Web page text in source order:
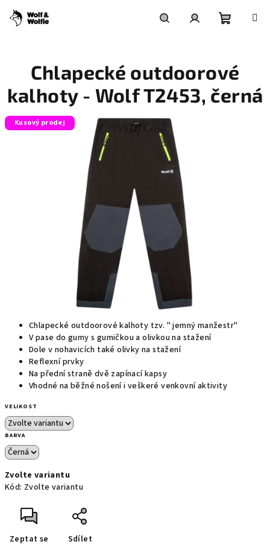
obsah
košík
Chlapecké outdoorové kalhoty tzv. " jemný manžestr"
V pase do gumy s gumičkou a olivkou na stažení
Dole v nohavicích také olivky na stažení
Reflexní prvky
Na přední straně dvě zapínací kapsy
Vhodné na běžné nošení i veškeré venkovní aktivity
VELIKOST
BARVA
Zvolte variantu
Kód: Zvolte variantu
Zeptat se Sdílet
Chlapecké outdoorové
kalhoty - Wolf T2453, černá
Kusový prodej